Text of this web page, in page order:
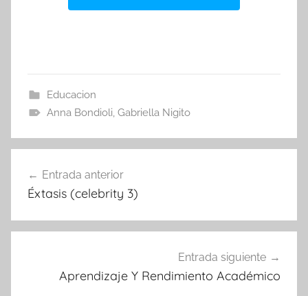
Educacion
Anna Bondioli Gabriella Nigito
de
Entrada anterior
Éxtasis (celebrity 3)
Entrada siguiente
Aprendizaje Y Rendimiento Académico